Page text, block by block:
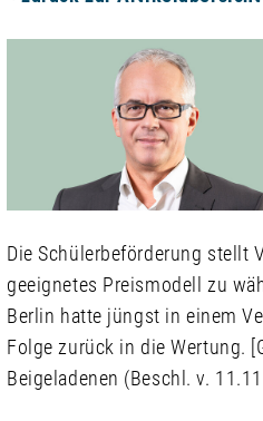
Die Schülerbeförderung stellt
geeignetes Preismodell zu
Berlin hatte jüngst in einem
Folge zurück in die Wertung.
Beigeladenen (Beschl. v.